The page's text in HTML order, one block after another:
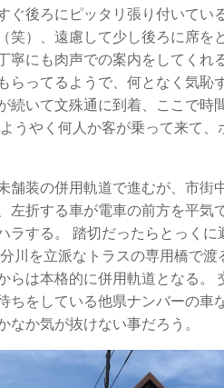
ぐ後ろにピッタリ張り付いてい
笑）、遠慮して少し後ろに席を
寧にも肉声での案内をしてくれ
らってるようで、何となく気恥
続いて文殊通に到着、ここで時
うやく何人か客が乗って来て、
舗装の併用軌道で進むが、市街
左折する車が電車の前方を平気
ラする。 踏切だったらとっくに
川を立派なトラスの専用橋で渡
らは本格的に併用軌道となる。
ちをしている他県ナンバーの車
なか気が抜けない事だろう。